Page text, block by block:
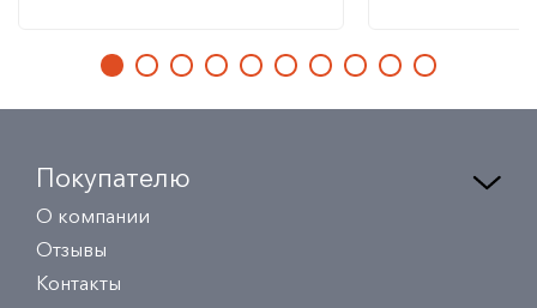
Покупателю
О компании
Отзывы
Контакты